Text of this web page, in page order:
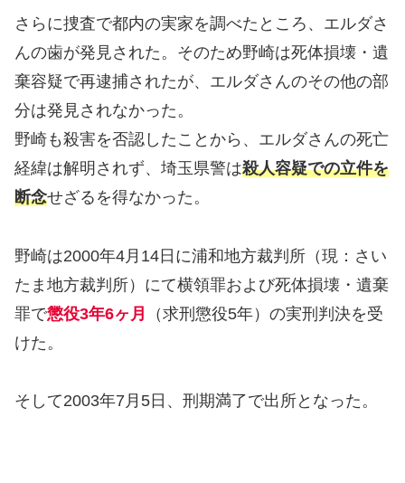
さらに捜査で都内の実家を調べたところ、エルダさ
んの歯が発見された。そのため野崎は死体損壊・遺
棄容疑で再逮捕されたが、エルダさんのその他の部
分は発見されなかった。
野崎も殺害を否認したことから、エルダさんの死亡
経緯は解明されず、埼玉県警は殺人容疑での立件を
断念せざるを得なかった。
野崎は2000年4月14日に浦和地方裁判所（現：さい
たま地方裁判所）にて横領罪および死体損壊・遺棄
罪で懲役3年6ヶ月
（求刑懲役5年）の実刑判決を受
けた。
そして2003年7月5日、刑期満了で出所となった。